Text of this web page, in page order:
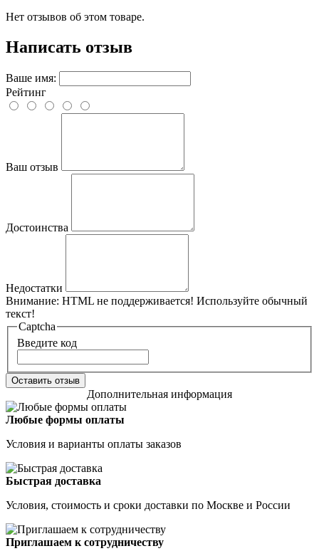
Нет отзывов об этом товаре.
Написать отзыв
Ваше имя:
Рейтинг
Ваш отзыв
Достоинства
Недостатки
Внимание: HTML не поддерживается! Используйте обычный
текст!
Captcha
Введите код
Оставить отзыв
Дополнительная информация
Любые формы оплаты
Условия и варианты оплаты заказов
Быстрая доставка
Условия, стоимость и сроки доставки по Москве и России
Приглашаем к сотрудничеству